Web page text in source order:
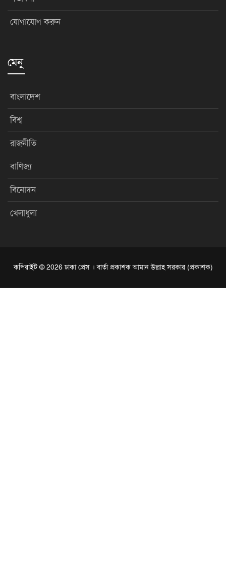
যোগাযোগ করুন
মেনু
বাংলাদেশ
বিশ্ব
রাজনীতি
বাণিজ্য
বিনোদন
খেলাধুলা
কপিরাইট © 2026 ঢাকা প্রেস । বার্তা প্রকাশক আমান উল্লাহ সরকার (প্রকাশক)